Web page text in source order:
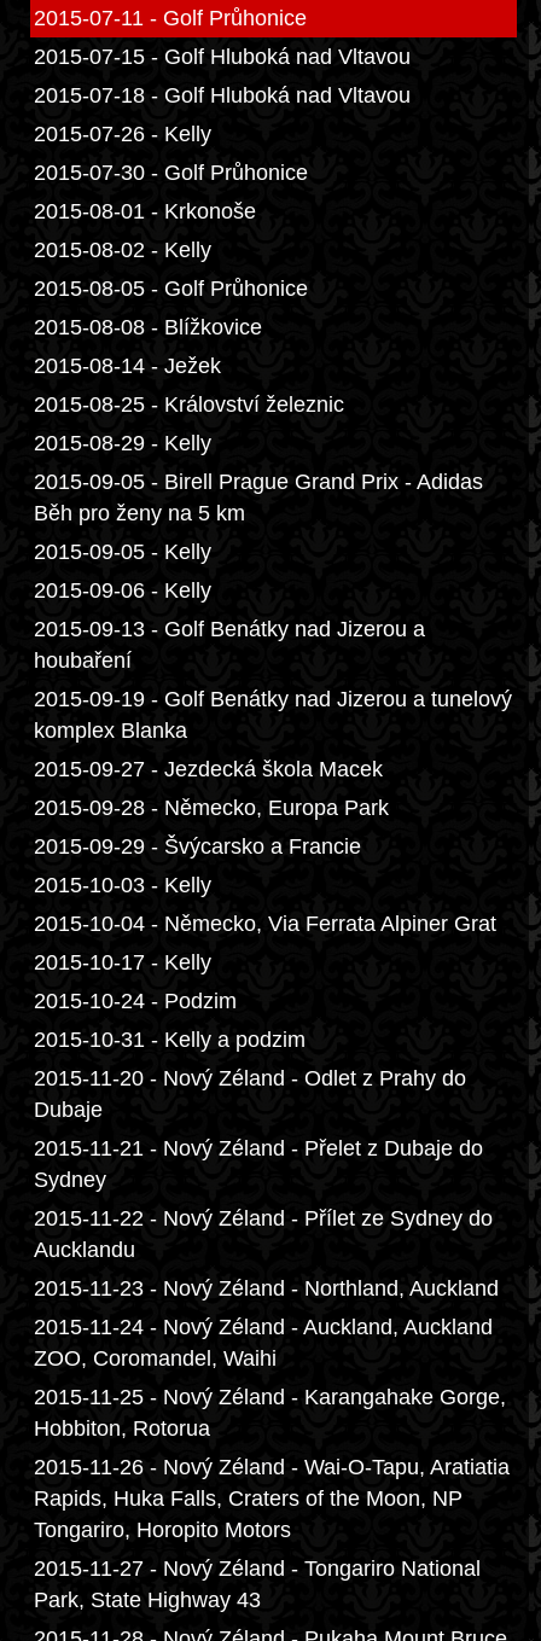
2015-07-11 - Golf Průhonice
2015-07-15 - Golf Hluboká nad Vltavou
2015-07-18 - Golf Hluboká nad Vltavou
2015-07-26 - Kelly
2015-07-30 - Golf Průhonice
2015-08-01 - Krkonoše
2015-08-02 - Kelly
2015-08-05 - Golf Průhonice
2015-08-08 - Blížkovice
2015-08-14 - Ježek
2015-08-25 - Království železnic
2015-08-29 - Kelly
2015-09-05 - Birell Prague Grand Prix - Adidas
Běh pro ženy na 5 km
2015-09-05 - Kelly
2015-09-06 - Kelly
2015-09-13 - Golf Benátky nad Jizerou a
houbaření
2015-09-19 - Golf Benátky nad Jizerou a tunelový
komplex Blanka
2015-09-27 - Jezdecká škola Macek
2015-09-28 - Německo, Europa Park
2015-09-29 - Švýcarsko a Francie
2015-10-03 - Kelly
2015-10-04 - Německo, Via Ferrata Alpiner Grat
2015-10-17 - Kelly
2015-10-24 - Podzim
2015-10-31 - Kelly a podzim
2015-11-20 - Nový Zéland - Odlet z Prahy do
Dubaje
2015-11-21 - Nový Zéland - Přelet z Dubaje do
Sydney
2015-11-22 - Nový Zéland - Přílet ze Sydney do
Aucklandu
2015-11-23 - Nový Zéland - Northland, Auckland
2015-11-24 - Nový Zéland - Auckland, Auckland
ZOO, Coromandel, Waihi
2015-11-25 - Nový Zéland - Karangahake Gorge,
Hobbiton, Rotorua
2015-11-26 - Nový Zéland - Wai-O-Tapu, Aratiatia
Rapids, Huka Falls, Craters of the Moon, NP
Tongariro, Horopito Motors
2015-11-27 - Nový Zéland - Tongariro National
Park, State Highway 43